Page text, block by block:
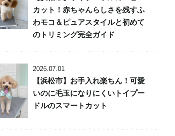
カット！赤ちゃんらしさを残すふ
わモコ＆ピュアスタイルと初めて
のトリミング完全ガイド
2026.07.01
【浜松市】お手入れ楽ちん！可愛
いのに毛玉になりにくいトイプー
ドルのスマートカット